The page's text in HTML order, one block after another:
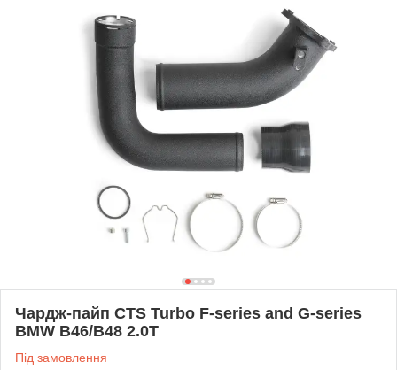
Чардж-пайп CTS Turbo F-series and G-series
BMW B46/B48 2.0T
Під замовлення